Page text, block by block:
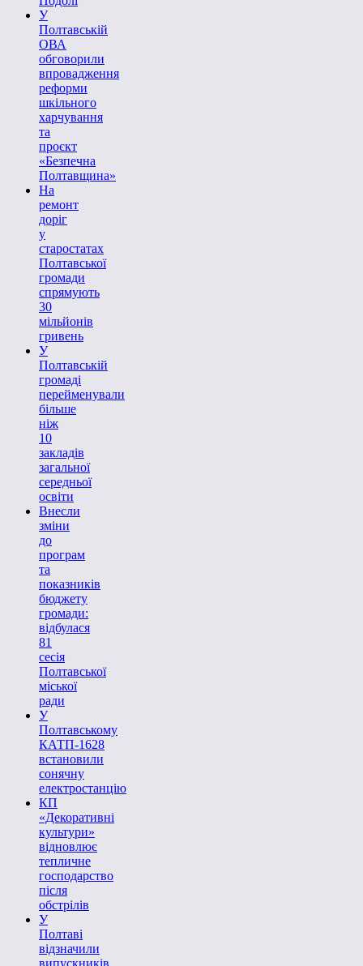
У
Полтавській
ОВА
обговорили
впровадження
реформи
шкільного
харчування
та
проєкт
«Безпечна
Полтавщина»
На
ремонт
доріг
у
старостатах
Полтавської
громади
спрямують
30
мільйонів
гривень
У
Полтавській
громаді
перейменували
більше
ніж
10
закладів
загальної
середньої
освіти
Внесли
зміни
до
програм
та
показників
бюджету
громади:
відбулася
81
сесія
Полтавської
міської
ради
У
Полтавському
КАТП-1628
встановили
сонячну
електростанцію
КП
«Декоративні
культури»
відновлює
тепличне
господарство
після
обстрілів
У
Полтаві
відзначили
випускників,